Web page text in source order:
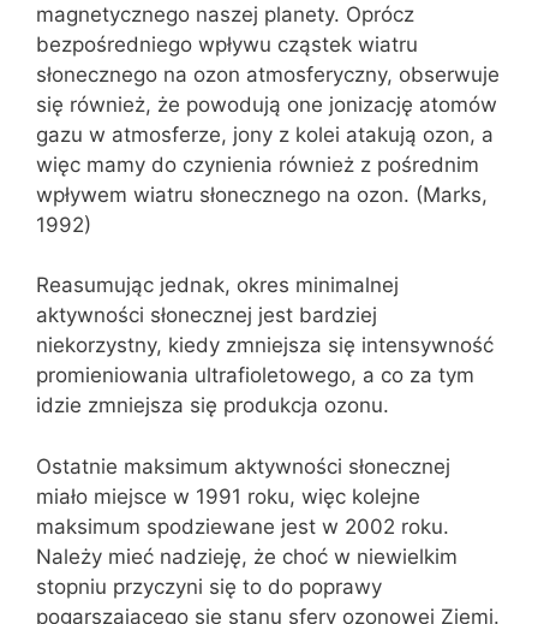
magnetycznego naszej planety. Oprócz
bezpośredniego wpływu cząstek wiatru
słonecznego na ozon atmosferyczny, obserwuje
się również, że powodują one jonizację atomów
gazu w atmosferze, jony z kolei atakują ozon, a
więc mamy do czynienia również z pośrednim
wpływem wiatru słonecznego na ozon. (Marks,
1992)
Reasumując jednak, okres minimalnej
aktywności słonecznej jest bardziej
niekorzystny, kiedy zmniejsza się intensywność
promieniowania ultrafioletowego, a co za tym
idzie zmniejsza się produkcja ozonu.
Ostatnie maksimum aktywności słonecznej
miało miejsce w 1991 roku, więc kolejne
maksimum spodziewane jest w 2002 roku.
Należy mieć nadzieję, że choć w niewielkim
stopniu przyczyni się to do poprawy
pogarszającego się stanu sfery ozonowej Ziemi.